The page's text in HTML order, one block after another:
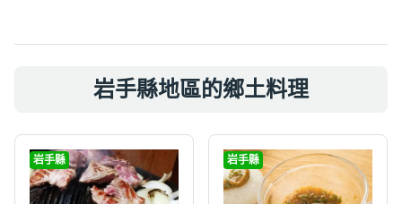
岩手縣地區的鄉土料理
岩手縣 岩手縣